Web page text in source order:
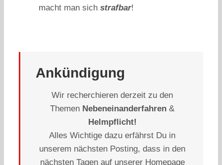
macht man sich strafbar!
Ankündigung
Wir recherchieren derzeit zu den
Themen Nebeneinanderfahren &
Helmpflicht!
Alles Wichtige dazu erfährst Du in
unserem nächsten Posting, dass in den
nächsten Tagen auf unserer Homepage